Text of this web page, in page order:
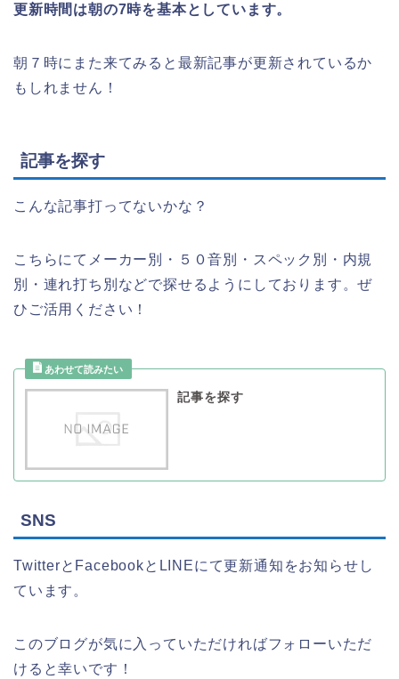
更新時間は朝の7時を基本としています。
朝７時にまた来てみると最新記事が更新されているか
もしれません！
記事を探す
こんな記事打ってないかな？
こちらにてメーカー別・５０音別・スペック別・内規
別・連れ打ち別などで探せるようにしております。ぜ
ひご活用ください！
記事を探す
SNS
TwitterとFacebookとLINEにて更新通知をお知らせし
ています。
このブログが気に入っていただければフォローいただ
けると幸いです！